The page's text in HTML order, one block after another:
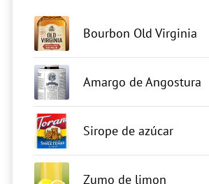
Bourbon Old Virginia
Amargo de Angostura
Sirope de azúcar
Zumo de limon